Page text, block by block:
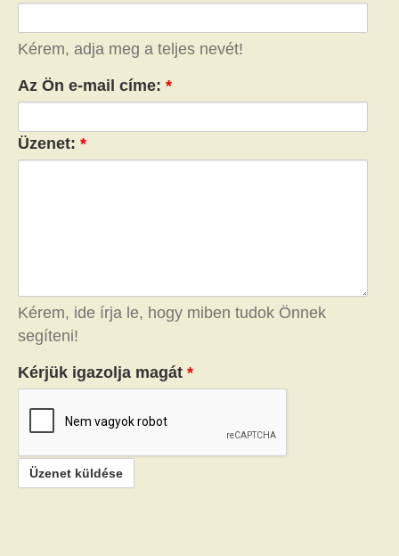
Kérem, adja meg a teljes nevét!
Az Ön e-mail címe: *
Üzenet: *
Kérem, ide írja le, hogy miben tudok Önnek
segíteni!
Kérjük igazolja magát *